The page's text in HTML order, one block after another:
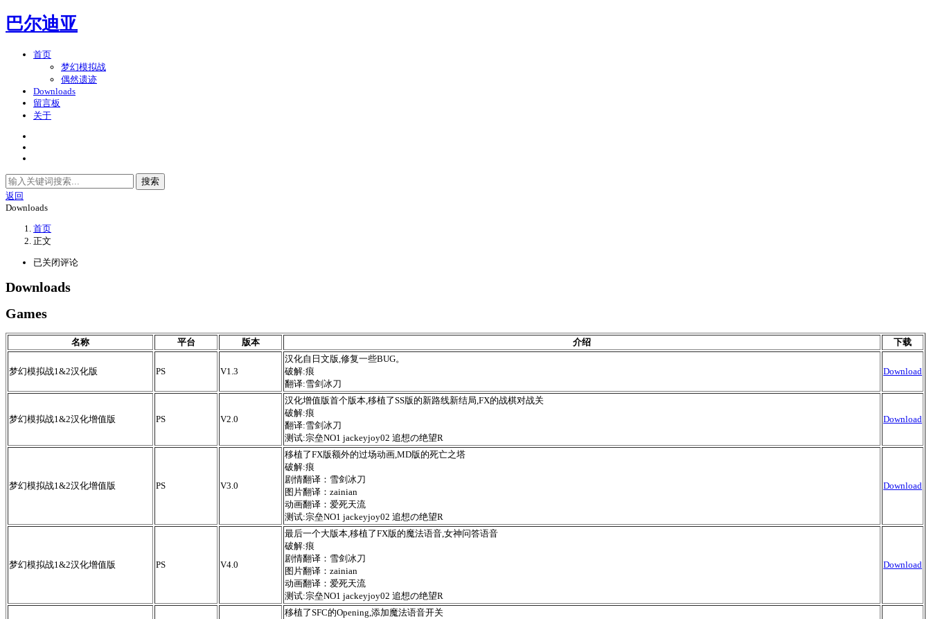
巴尔迪亚
首页
梦幻模拟战
偶然遗迹
Downloads
留言板
关于
搜索
返回
Downloads
首页
正文
已关闭评论
Downloads
Games
名称 平台 版本 介绍 下载
梦幻模拟战1&2汉化版 PS V1.3
汉化自日文版,修复一些BUG。
破解:痕
翻译:雪剑冰刀
Download
梦幻模拟战1&2汉化增值版 PS V2.0
汉化增值版首个版本,移植了SS版的新路线新结局,FX的战棋对战关
破解:痕
翻译:雪剑冰刀
测试:宗垒NO1 jackeyjoy02 追想の绝望R
Download
梦幻模拟战1&2汉化增值版 PS V3.0
移植了FX版额外的过场动画,MD版的死亡之塔
破解:痕
剧情翻译：雪剑冰刀
图片翻译：zainian
动画翻译：爱死天流
测试:宗垒NO1 jackeyjoy02 追想の绝望R
Download
梦幻模拟战1&2汉化增值版 PS V4.0
最后一个大版本,移植了FX版的魔法语音,女神问答语音
破解:痕
剧情翻译：雪剑冰刀
图片翻译：zainian
动画翻译：爱死天流
测试:宗垒NO1 jackeyjoy02 追想の绝望R
Download
移植了SFC的Opening,添加魔法语音开关